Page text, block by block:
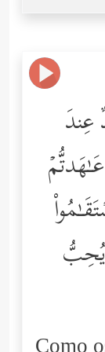
یُحِبُّ